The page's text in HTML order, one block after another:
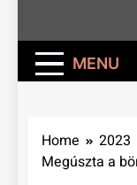
MENU
Home 2023
Megúszta a